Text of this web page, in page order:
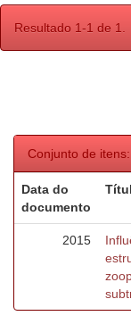
Resultado 1-1 de 1.
Conjunto de itens:
Data do
documento
2015